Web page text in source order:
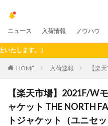
ニュース 入荷情報 ノウハウ
す。）
HOME 入荷速報 【楽
【楽天市場】2021F/W
ャケット THE NORTH
トジャケット（ユニセ